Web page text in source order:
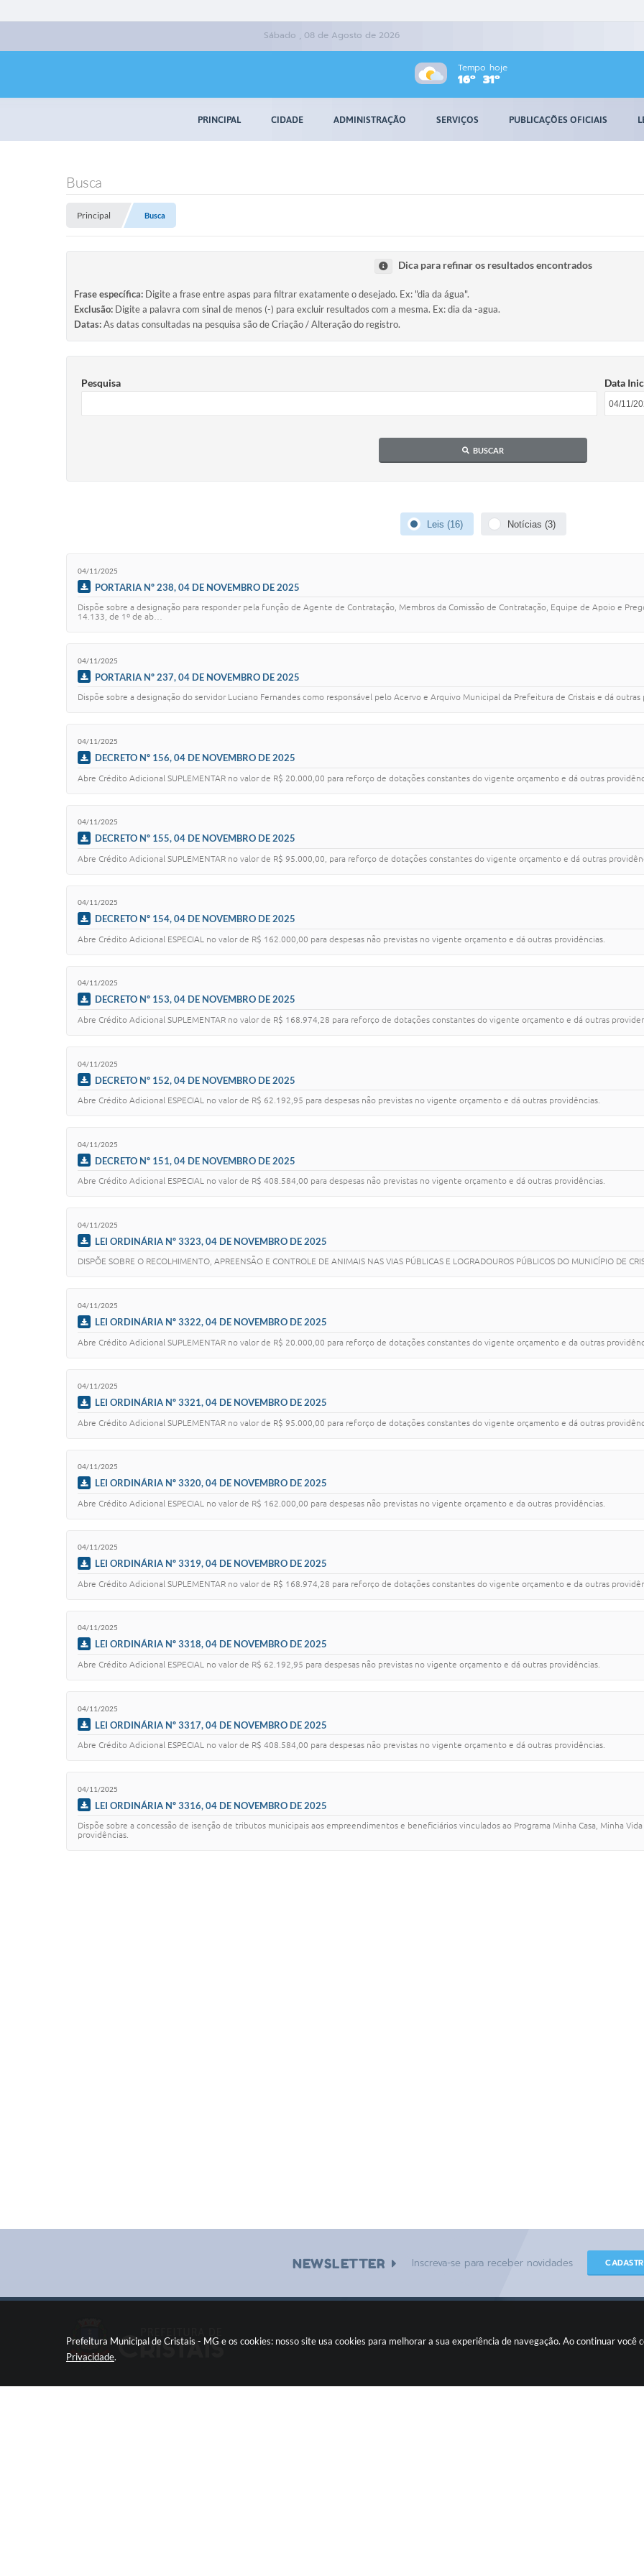
Prefeitura Municipal de Cristais - MG e os cookies: nosso site usa cookies para melhorar a sua experiência de navegação. Ao continuar você
Privacidade.
Sábado , 08 de Agosto de 2026
Tempo hoje
16º 31º
PRINCIPAL CIDADE ADMINISTRAÇÃO SERVIÇOS PUBLICAÇÕES OFICIAIS
Busca
Principal Busca
Dica para refinar os resultados encontrados
Frase específica: Digite a frase entre aspas para filtrar exatamente o desejado. Ex: "dia da água".
Exclusão: Digite a palavra com sinal de menos (-) para excluir resultados com a mesma. Ex: dia da -agua.
Datas:As datas consultadas na pesquisa são de Criação / Alteração do registro.
Pesquisa Data
BUSCAR
Leis (16) Notícias (3)
04/11/2025
PORTARIA Nº 238, 04 DE NOVEMBRO DE 2025
Dispõe sobre a designação para responder pela função de Agente de Contratação, Membros da Comissão de Contratação, Equipe de Apoio e
14.133, de 1º de ab…
04/11/2025
PORTARIA Nº 237, 04 DE NOVEMBRO DE 2025
Dispõe sobre a designação do servidor Luciano Fernandes como responsável pelo Acervo e Arquivo Municipal da Prefeitura de Cristais e dá outras
04/11/2025
DECRETO Nº 156, 04 DE NOVEMBRO DE 2025
Abre Crédito Adicional SUPLEMENTAR no valor de R$ 20.000,00 para reforço de dotações constantes do vigente orçamento e dá outras
04/11/2025
DECRETO Nº 155, 04 DE NOVEMBRO DE 2025
Abre Crédito Adicional SUPLEMENTAR no valor de R$ 95.000,00, para reforço de dotações constantes do vigente orçamento e dá outras
04/11/2025
DECRETO Nº 154, 04 DE NOVEMBRO DE 2025
Abre Crédito Adicional ESPECIAL no valor de R$ 162.000,00 para despesas não previstas no vigente orçamento e dá outras providências.
04/11/2025
DECRETO Nº 153, 04 DE NOVEMBRO DE 2025
Abre Crédito Adicional SUPLEMENTAR no valor de R$ 168.974,28 para reforço de dotações constantes do vigente orçamento e dá outras
04/11/2025
DECRETO Nº 152, 04 DE NOVEMBRO DE 2025
Abre Crédito Adicional ESPECIAL no valor de R$ 62.192,95 para despesas não previstas no vigente orçamento e dá outras providências.
04/11/2025
DECRETO Nº 151, 04 DE NOVEMBRO DE 2025
Abre Crédito Adicional ESPECIAL no valor de R$ 408.584,00 para despesas não previstas no vigente orçamento e dá outras providências.
04/11/2025
LEI ORDINÁRIA Nº 3323, 04 DE NOVEMBRO DE 2025
DISPÕE SOBRE O RECOLHIMENTO, APREENSÃO E CONTROLE DE ANIMAIS NAS VIAS PÚBLICAS E LOGRADOUROS PÚBLICOS DO MUNICÍPIO DE
04/11/2025
LEI ORDINÁRIA Nº 3322, 04 DE NOVEMBRO DE 2025
Abre Crédito Adicional SUPLEMENTAR no valor de R$ 20.000,00 para reforço de dotações constantes do vigente orçamento e da outras
04/11/2025
LEI ORDINÁRIA Nº 3321, 04 DE NOVEMBRO DE 2025
Abre Crédito Adicional SUPLEMENTAR no valor de R$ 95.000,00 para reforço de dotações constantes do vigente orçamento e dá outras
04/11/2025
LEI ORDINÁRIA Nº 3320, 04 DE NOVEMBRO DE 2025
Abre Crédito Adicional ESPECIAL no valor de R$ 162.000,00 para despesas não previstas no vigente orçamento e da outras providências.
04/11/2025
LEI ORDINÁRIA Nº 3319, 04 DE NOVEMBRO DE 2025
Abre Crédito Adicional SUPLEMENTAR no valor de R$ 168.974,28 para reforço de dotações constantes do vigente orçamento e da outras
04/11/2025
LEI ORDINÁRIA Nº 3318, 04 DE NOVEMBRO DE 2025
Abre Crédito Adicional ESPECIAL no valor de R$ 62.192,95 para despesas não previstas no vigente orçamento e dá outras providências.
04/11/2025
LEI ORDINÁRIA Nº 3317, 04 DE NOVEMBRO DE 2025
Abre Crédito Adicional ESPECIAL no valor de R$ 408.584,00 para despesas não previstas no vigente orçamento e dá outras providências.
04/11/2025
LEI ORDINÁRIA Nº 3316, 04 DE NOVEMBRO DE 2025
Dispõe sobre a concessão de isenção de tributos municipais aos empreendimentos e beneficiários vinculados ao Programa Minha Casa, Minha
providências.
NEWSLETTER Inscreva-se para receber novidades